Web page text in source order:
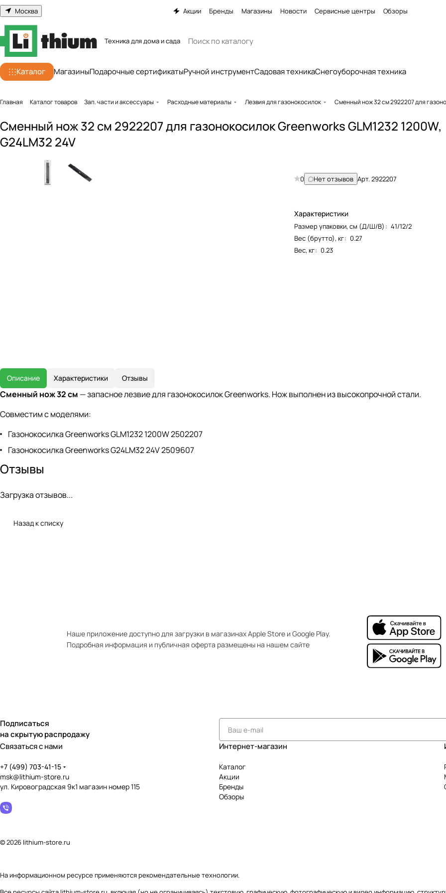
Москва Акции Бренды Магазины Новости Сервисные центры Обзоры
Техника для дома и сада
Каталог МагазиныПодарочные сертификатыРучной инструментСадовая техникаСнегоуборочная техника
Главная Каталог товаров Зап. части и аксессуары Расходные материалы Лезвия для газонокосилок Сменный нож 32 см 2922207 для
Сменный нож 32 см 2922207 для газонокосилок Greenworks GLM1232 1200W,
G24LM32 24V
0 Нет отзывов Арт.2922207
Характеристики
Размер упаковки, см (Д/Ш/В) : 41/12/2
Вес (брутто), кг: 0.27
Вес, кг: 0.23
Описание Характеристики Отзывы
Сменный нож 32 см — запасное лезвие для газонокосилок Greenworks. Нож выполнен из высокопрочной стали.
Совместим с моделями:
Газонокосилка Greenworks GLM1232 1200W 2502207
Газонокосилка Greenworks G24LM32 24V 2509607
Отзывы
Загрузка отзывов...
Назад к списку
Наше приложение доступно для загрузки в магазинах Apple Store и Google Play.
Подробная информация и публичная оферта размещены на нашем сайте
Подписаться
на скрытую распродажу
Связаться с нами
+7 (499) 703-41-15
msk@lithium-store.ru
ул. Кировоградская 9к1 магазин номер 115
Интернет-магазин
Каталог
Акции
Бренды
Обзоры
© 2026 lithium-store.ru
На информационном ресурсе применяютсярекомендательные технологии.